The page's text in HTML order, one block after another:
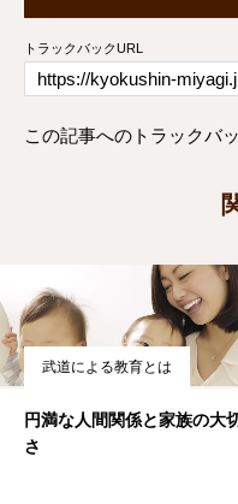
トラックバックURL
この記事へのトラックバ
武道による教育とは
円満な人間関係と家族の大
さ